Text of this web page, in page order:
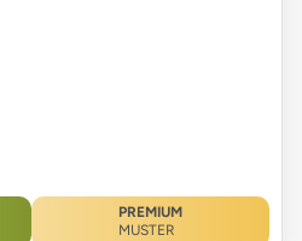
PREMIUM
MUSTER